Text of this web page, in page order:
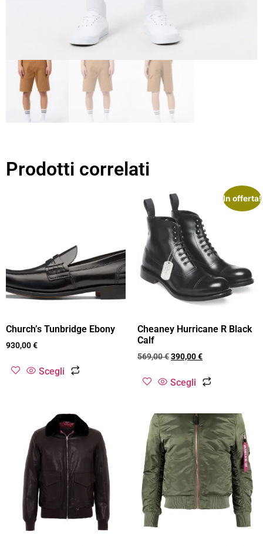
Prodotti correlati
Church’s Tunbridge Ebony
930,00€
Scegli
In offerta!
Cheaney Hurricane R Black
Calf
569,00€390,00€
Scegli